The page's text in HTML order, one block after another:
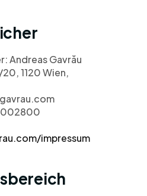
Andreas Gavrău
1120 Wien,
impressum